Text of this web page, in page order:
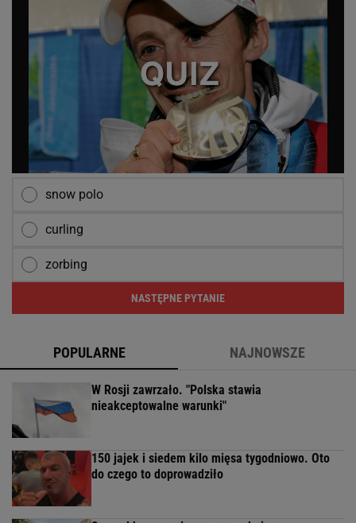
snow polo
curling
zorbing
NASTĘPNE PYTANIE
POPULARNE NAJNOWSZE
W Rosji zawrzało. "Polska stawia
nieakceptowalne warunki"
150 jajek i siedem kilo mięsa tygodniowo. Oto
do czego to doprowadziło